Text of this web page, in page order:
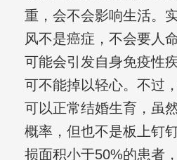
重，会不会影响生活。
风不是癌症，不会要人
可能会引发自身免疫性
可不能掉以轻心。不过
可以正常结婚生育，虽
概率，但也不是板上钉
损面积小于50%的患者